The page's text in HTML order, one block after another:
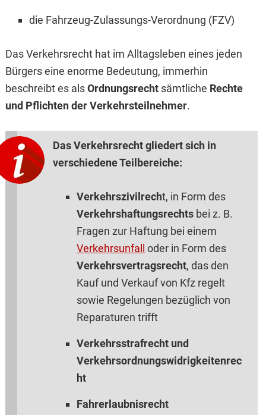
die Fahrzeug-Zulassungs-Verordnung (FZV)
Das Verkehrsrecht hat im Alltagsleben eines jeden
Bürgers eine enorme Bedeutung, immerhin
beschreibt es alsOrdnungsrechtsämtliche Rechte
und Pflichten der Verkehrsteilnehmer.
Das Verkehrsrecht gliedert sich in
verschiedene Teilbereiche:
Verkehrszivilrecht, in Form des
Verkehrshaftungsrechtsbei z. B.
Fragen zur Haftung bei einem
Verkehrsunfall
oder in Form des
Verkehrsvertragsrecht, das den
Kauf und Verkauf von Kfz regelt
sowie Regelungen bezüglich von
Reparaturen trifft
Verkehrsstrafrecht und
Verkehrsordnungswidrigkeitenrec
ht
Fahrerlaubnisrecht